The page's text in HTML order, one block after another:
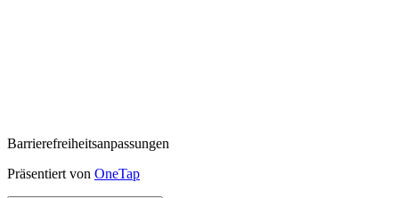
Barrierefreiheitsanpassungen
Präsentiert von OneTap